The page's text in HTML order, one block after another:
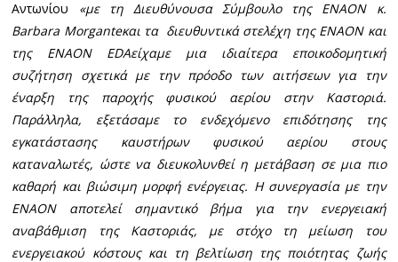
Αντωνίου «με τη Διευθύνουσα Σύμβουλο της ΕΝΑΟΝ κ.
Barbara Morganteκαι τα διευθυντικά στελέχη της ΕΝΑΟΝ και
της ΕΝΑΟΝ EDAείχαμε μια ιδιαίτερα εποικοδομητική
συζήτηση σχετικά με την πρόοδο των αιτήσεων για την
έναρξη της παροχής φυσικού αερίου στην Καστοριά.
Παράλληλα, εξετάσαμε το ενδεχόμενο επιδότησης της
εγκατάστασης καυστήρων φυσικού αερίου στους
καταναλωτές, ώστε να διευκολυνθεί η μετάβαση σε μια πιο
καθαρή και βιώσιμη μορφή ενέργειας. Η συνεργασία με την
ΕΝΑΟΝ αποτελεί σημαντικό βήμα για την ενεργειακή
αναβάθμιση της Καστοριάς, με στόχο τη μείωση του
ενεργειακού κόστους και τη βελτίωση της ποιότητας ζωής